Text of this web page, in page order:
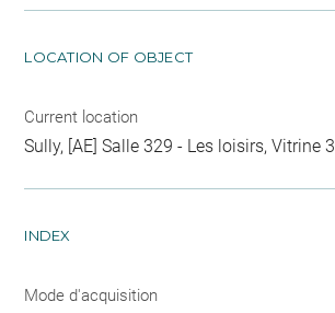
LOCATION OF OBJECT
Current location
Sully, [AE] Salle 329 - Les loisirs, Vitrine 3
INDEX
Mode d'acquisition